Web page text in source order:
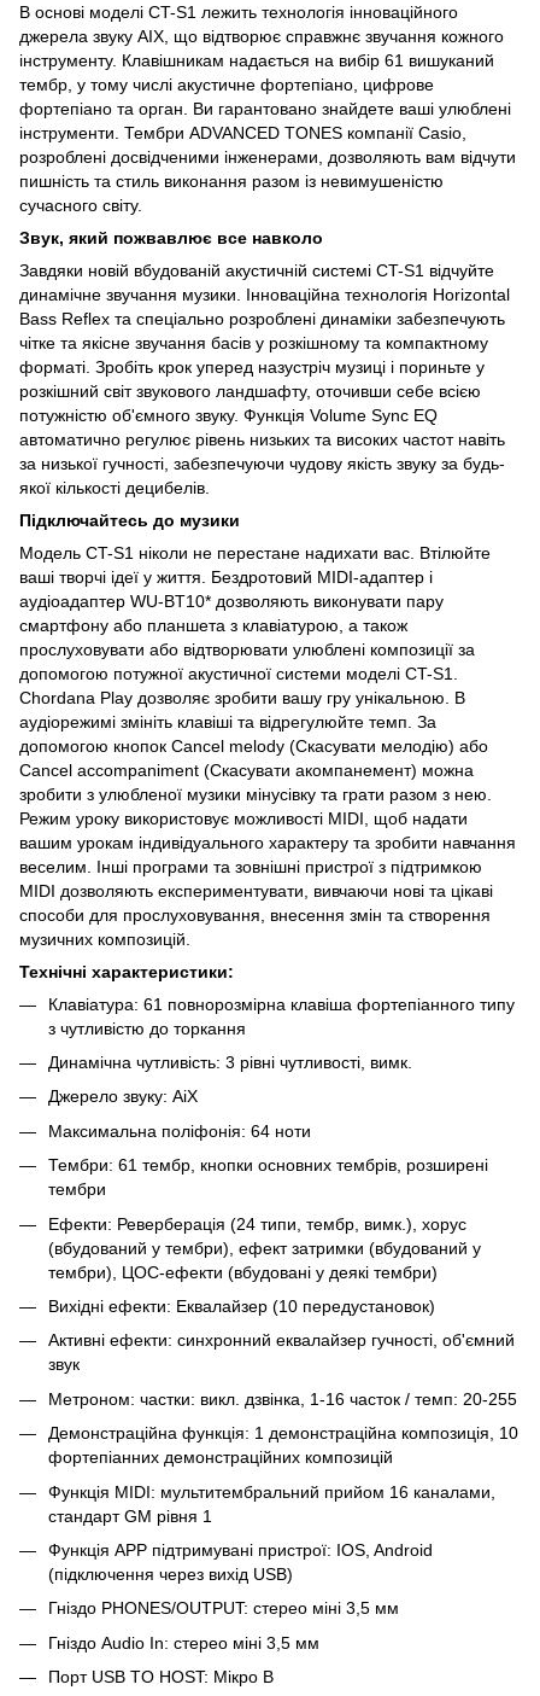
В основі моделі CT-S1 лежить технологія інноваційного
джерела звуку AIX, що відтворює справжнє звучання кожного
інструменту. Клавішникам надається на вибір 61 вишуканий
тембр, у тому числі акустичне фортепіано, цифрове
фортепіано та орган. Ви гарантовано знайдете ваші улюблені
інструменти. Тембри ADVANCED TONES компанії Casio,
розроблені досвідченими інженерами, дозволяють вам відчути
пишність та стиль виконання разом із невимушеністю
сучасного світу.
Звук, який пожвавлює все навколо
Завдяки новій вбудованій акустичній системі CT-S1 відчуйте
динамічне звучання музики. Інноваційна технологія Horizontal
Bass Reflex та спеціально розроблені динаміки забезпечують
чітке та якісне звучання басів у розкішному та компактному
форматі. Зробіть крок уперед назустріч музиці і пориньте у
розкішний світ звукового ландшафту, оточивши себе всією
потужністю об'ємного звуку. Функція Volume Sync EQ
автоматично регулює рівень низьких та високих частот навіть
за низької гучності, забезпечуючи чудову якість звуку за будь-
якої кількості децибелів.
Підключайтесь до музики
Модель CT-S1 ніколи не перестане надихати вас. Втілюйте
ваші творчі ідеї у життя. Бездротовий MIDI-адаптер і
аудіоадаптер WU-BT10* дозволяють виконувати пару
смартфону або планшета з клавіатурою, а також
прослуховувати або відтворювати улюблені композиції за
допомогою потужної акустичної системи моделі CT-S1.
Chordana Play дозволяє зробити вашу гру унікальною. В
аудіорежимі змініть клавіші та відрегулюйте темп. За
допомогою кнопок Cancel melody (Скасувати мелодію) або
Cancel accompaniment (Скасувати акомпанемент) можна
зробити з улюбленої музики мінусівку та грати разом з нею.
Режим уроку використовує можливості MIDI, щоб надати
вашим урокам індивідуального характеру та зробити навчання
веселим. Інші програми та зовнішні пристрої з підтримкою
MIDI дозволяють експериментувати, вивчаючи нові та цікаві
способи для прослуховування, внесення змін та створення
музичних композицій.
Технічні характеристики:
Клавіатура: 61 повнорозмірна клавіша фортепіанного типу
з чутливістю до торкання
Динамічна чутливість: 3 рівні чутливості, вимк.
Джерело звуку: AiX
Максимальна поліфонія: 64 ноти
Тембри: 61 тембр, кнопки основних тембрів, розширені
тембри
Ефекти: Реверберація (24 типи, тембр, вимк.), хорус
(вбудований у тембри), ефект затримки (вбудований у
тембри), ЦОС-ефекти (вбудовані у деякі тембри)
Вихідні ефекти: Еквалайзер (10 передустановок)
Активні ефекти: синхронний еквалайзер гучності, об'ємний
звук
Метроном: частки: викл. дзвінка, 1-16 часток / темп: 20-255
Демонстраційна функція: 1 демонстраційна композиція, 10
фортепіанних демонстраційних композицій
Функція MIDI: мультитембральний прийом 16 каналами,
стандарт GM рівня 1
Функція APP підтримувані пристрої: IOS, Android
(підключення через вихід USB)
Гніздо PHONES/OUTPUT: стерео міні 3,5 мм
Гніздо Audio In: стерео міні 3,5 мм
Порт USB TO HOST: Мікро В